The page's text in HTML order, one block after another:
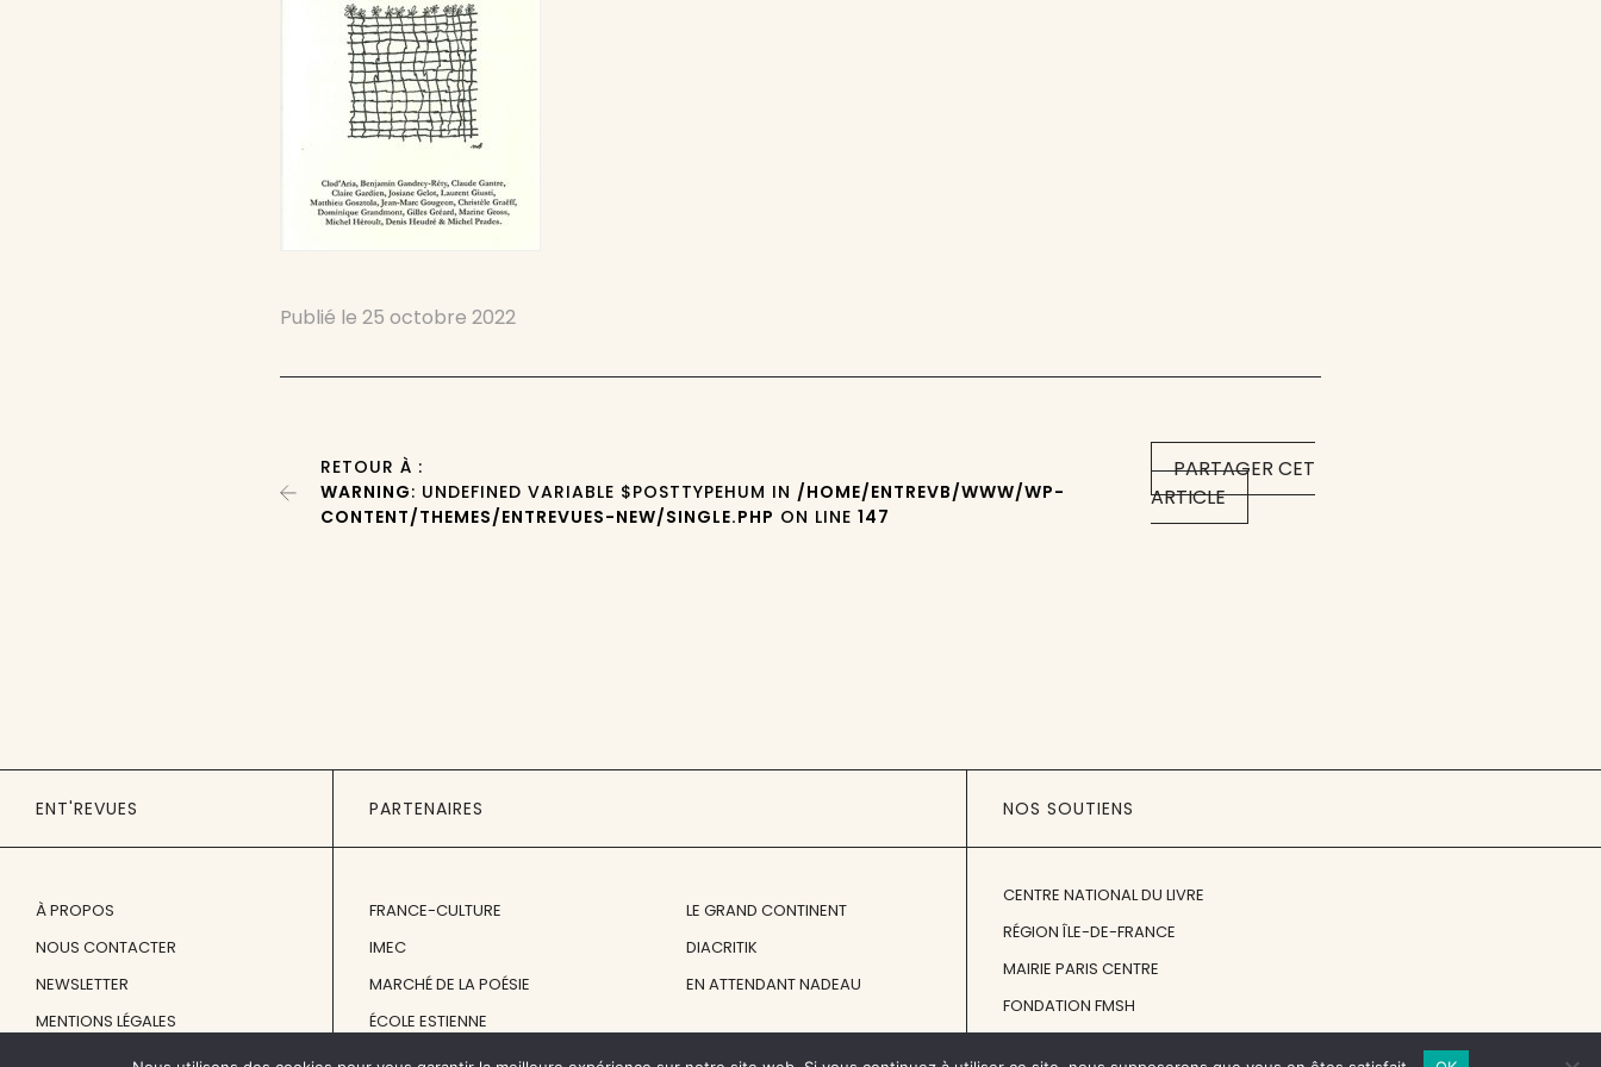
Publié le25 octobre 2022
PARTAGER CET
ARTICLE
RETOUR À :
WARNING: UNDEFINED VARIABLE $POSTTYPEHUM IN /HOME/ENTREVB/WWW/WP-
CONTENT/THEMES/ENTREVUES-NEW/SINGLE.PHP ON LINE147
ENT'REVUES
À PROPOS
NOUS CONTACTER
NEWSLETTER
MENTIONS LÉGALES
PARTENAIRES
FRANCE-CULTURE
IMEC
MARCHÉ DE LA POÉSIE
ÉCOLE ESTIENNE
LE GRAND CONTINENT
DIACRITIK
EN ATTENDANT NADEAU
NOS SOUTIENS
CENTRE NATIONAL DU LIVRE
RÉGION ÎLE-DE-FRANCE
MAIRIE PARIS CENTRE
FONDATION FMSH